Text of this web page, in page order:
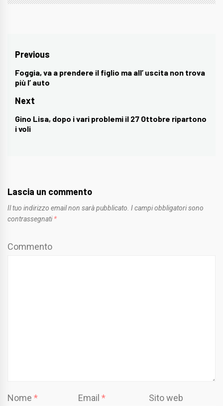
Navigazione
articoli
Previous
Previous
post:
Foggia, va a prendere il figlio ma all’ uscita non trova
più l’ auto
Next
Next
post:
Gino Lisa, dopo i vari problemi il 27 Ottobre ripartono
i voli
Lascia un commento
Il tuo indirizzo email non sarà pubblicato. I campi obbligatori sono
contrassegnati *
Commento
Nome * Email* Sito web